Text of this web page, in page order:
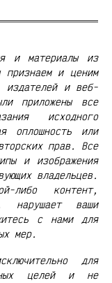
и материалы из
признаем и ценим
издателей и веб-
приложены все
исходного
оплошность или
прав. Все
и изображения
владельцев.
либо контент,
нарушает ваши
с нами для
мер.
для
целей и не